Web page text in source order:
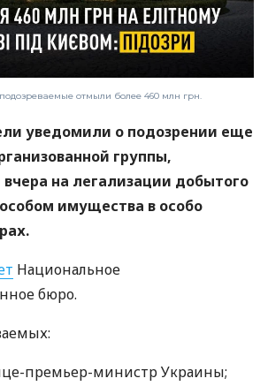
подозреваемые отмыли более 460 млн грн.
уведомили о подозрении еще
группы,
на легализации добытого
имущества в особо
Национальное
бюро.
премьер-министр Украины;